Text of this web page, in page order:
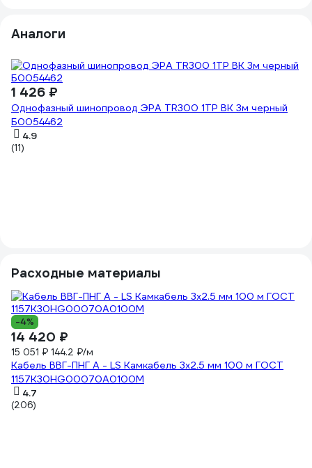
Аналоги
1 426 ₽
Однофазный шинопровод ЭРА TR300 1TP BK 3м черный
Б0054462
4.9
(11)
Расходные материалы
-4%
14 420 ₽
15 051 ₽ 144.2 ₽/м
Кабель ВВГ-ПНГ А - LS Камкабель 3x2.5 мм 100 м ГОСТ
1157К30HG00070А0100М
4.7
(206)